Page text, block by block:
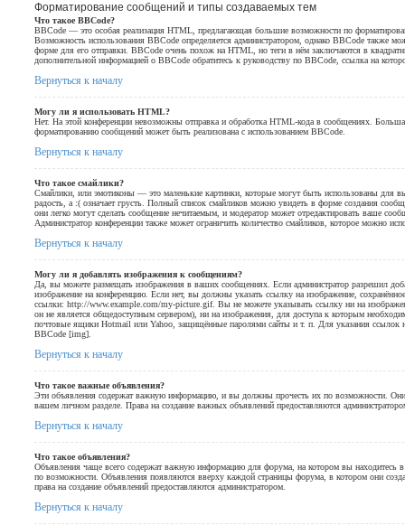
Форматирование сообщений и типы создаваемых тем
Что такое BBCode?
BBCode — это особая реализация HTML, предлагающая большие возможности по
Возможность использования BBCode определяется администратором, однако BBCode также
форме для его отправки. BBCode очень похож на HTML, но теги в нём заключаются в
дополнительной информацией о BBCode обратитесь к руководству по BBCode, ссылка на
Вернуться к началу
Могу ли я использовать HTML?
Нет. На этой конференции невозможны отправка и обработка HTML-кода в сообщениях.
форматированию сообщений может быть реализована с использованием BBCode.
Вернуться к началу
Что такое смайлики?
Смайлики, или эмотиконы — это маленькие картинки, которые могут быть использованы для
радость, а :( означает грусть. Полный список смайликов можно увидеть в форме создания
они легко могут сделать сообщение нечитаемым, и модератор может отредактировать ваше
Администратор конференции также может ограничить количество смайликов, которое можно
Вернуться к началу
Могу ли я добавлять изображения к сообщениям?
Да, вы можете размещать изображения в ваших сообщениях. Если администратор разрешил
изображение на конференцию. Если нет, вы должны указать ссылку на изображение,
ссылки: http://www.example.com/my-picture.gif. Вы не можете указывать ссылку ни на
он не является общедоступным сервером), ни на изображения, для доступа к которым
почтовые ящики Hotmail или Yahoo, защищённые паролями сайты и т. п. Для указания ссылок
BBCode [img].
Вернуться к началу
Что такое важные объявления?
Эти объявления содержат важную информацию, и вы должны прочесть их по возможности.
вашем личном разделе. Права на создание важных объявлений предоставляются
Вернуться к началу
Что такое объявления?
Объявления чаще всего содержат важную информацию для форума, на котором вы находитесь
по возможности. Объявления появляются вверху каждой страницы форума, в котором они
права на создание объявлений предоставляются администратором.
Вернуться к началу